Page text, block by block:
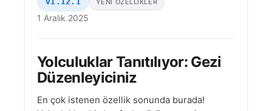
1 Aralık 2025
Yolculuklar Tanıtılıyor: Gezi
Düzenleyiciniz
En çok istenen özellik sonunda burada!